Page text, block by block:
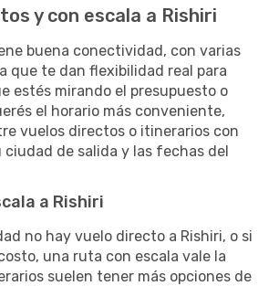
y con escala a Rishiri
buena conectividad, con varias
que te dan flexibilidad real para
estés mirando el presupuesto o
el horario más conveniente,
vuelos directos o itinerarios con
ciudad de salida y las fechas del
a Rishiri
no hay vuelo directo a Rishiri, o si
una ruta con escala vale la
suelen tener más opciones de